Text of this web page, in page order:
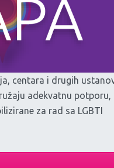
centara i drugih
adekvatnu potporu,
za rad sa LGBTI